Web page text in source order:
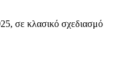
σε κλασικό σχεδιασμό